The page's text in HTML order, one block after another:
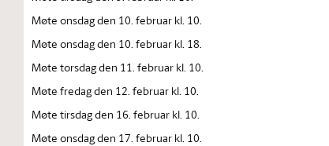
Møte onsdag den 10. februar kl. 10.
Møte onsdag den 10. februar kl. 18.
Møte torsdag den 11. februar kl. 10.
Møte fredag den 12. februar kl. 10.
Møte tirsdag den 16. februar kl. 10.
Møte onsdag den 17. februar kl. 10.